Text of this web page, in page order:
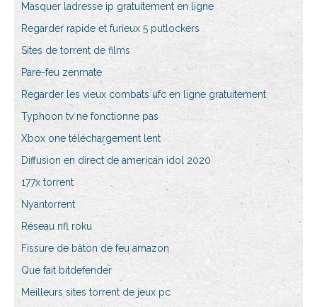
Masquer ladresse ip gratuitement en ligne
Regarder rapide et furieux 5 putlockers
Sites de torrent de films
Pare-feu zenmate
Regarder les vieux combats ufc en ligne gratuitement
Typhoon tv ne fonctionne pas
Xbox one téléchargement lent
Diffusion en direct de american idol 2020
177x torrent
Nyantorrent
Réseau nfl roku
Fissure de bâton de feu amazon
Que fait bitdefender
Meilleurs sites torrent de jeux pc